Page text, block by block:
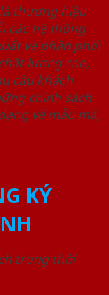
thương hiệu
các hệ thống
và phân phối
lượng cao,
cầu khách
chính sách
về mẫu mã,
KÝ
trong thời